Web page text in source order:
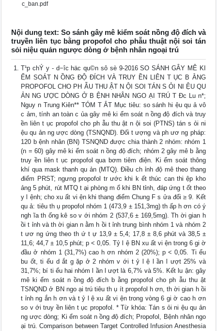
c_ban.pdf
Nội dung text: So sánh gây mê kiểm soát nồng độ đích và
truyền liên tục bằng propofol cho phẫu thuật nội soi tán
sỏi niệu quản ngược dòng ở bệnh nhân ngoại trú
T¹p chÝ y - d−îc häc qu©n sô sè 9-2016 SO SÁNH GÂY MÊ KI
ỂM SOÁT N ỒNG ĐỘ ĐÍCH VÀ TRUY ỀN LIÊN T ỤC B ẰNG
PROPOFOL CHO PH ẪU THU ẬT N ỘI SOI TÁN S ỎI NI ỆU QU
ẢN NG ƯỢC DÒNG Ở B ỆNH NHÂN NGO ẠI TRÚ T Đc Lu n*;
Nguy n Trung Kiên** TÓM T ẮT Mục tiêu: so sánh hi ệu qu ả vô
c ảm, tính an toàn c ủa gây mê ki ểm soát n ồng độ đích và truy
ền liên t ục propofol cho ph ẫu thu ật n ội soi (PTNS) tán s ỏi ni
ệu qu ản ng ược dòng (TSNQND). Đối t ượng và ph ươ ng pháp:
120 b ệnh nhân (BN) TSNQND được chia thành 2 nhóm: nhóm 1
(n = 60) gây mê ki ểm soát n ồng độ đích; nhóm 2 gây mê b ằng
truy ền liên t ục propofol qua bơm tiêm điện. Ki ểm soát thông
khí qua mask thanh qu ản (MTQ). Điều ch ỉnh độ mê theo thang
điểm PRST; ngưng propofol tr ước khi k ết thúc can thi ệp kho
ảng 5 phút, rút MTQ t ại phòng m ổ khi BN tỉnh, đáp ứng t ốt theo
y l ệnh; cho xu ất vi ện khi thang điểm Chung F s ửa đổi ≥ 9. Kết
qu ả: tiêu th ụ propofol nhóm 1 (473,9 ± 151,3mg) th ấp h ơn có ý
ngh ĩa th ống kê so v ới nhóm 2 (537,6 ± 169,5mg). Th ời gian h
ồi t ỉnh và th ời gian n ằm h ồi t ỉnh trung bình nhóm 1 và nhóm 2
t ươ ng ứng theo th ứ t ự 13,9 ± 5,4; 17,8 ± 8,6 phút và 38,5 ±
11,6; 44,7 ± 10,5 phút; p < 0,05. Tỷ l ệ BN xu ất vi ện trong 6 gi ờ
đầu ở nhóm 1 (31,7%) cao h ơn nhóm 2 (20%); p < 0,05. Ti ểu
bu ốt, ti ểu d ắt g ặp ở 2 nhóm v ới t ỷ l ệ l ần l ượt 25% và
31,7%; bí ti ểu hai nhóm l ần l ượt là 6,7% và 5%. Kết lu ận: gây
mê ki ểm soát n ồng độ đích b ằng propofol cho ph ẫu thu ật
TSNQND ở BN ngo ại trú tiêu th ụ ít propofol h ơn, th ời gian h ồi
t ỉnh ng ắn h ơn và t ỷ l ệ xu ất vi ện trong vòng 6 gi ờ cao h ơn
so v ới truy ền liên t ục propofol. * Từ khóa: Tán s ỏi ni ệu qu ản
ng ược dòng; Ki ểm soát n ồng độ đích; Propofol, Bệnh nhân ngo
ại trú. Comparison between Target Controlled Infusion Anesthesia